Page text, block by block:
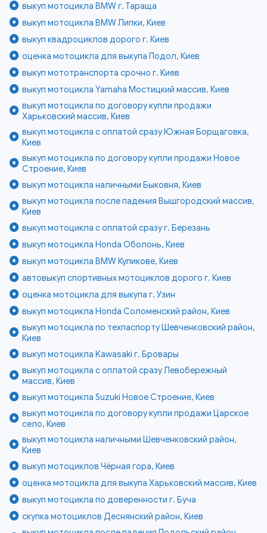
выкуп мотоцикла BMW г. Тараща
выкуп мотоцикла BMW Липки, Киев
выкуп квадроциклов дорого г. Киев
оценка мотоцикла для выкупа Подол, Киев
выкуп мототранспорта срочно г. Киев
выкуп мотоцикла Yamaha Мостицкий массив, Киев
выкуп мотоцикла по договору купли продажи
Харьковский массив, Киев
выкуп мотоцикла с оплатой сразу Южная Борщаговка,
Киев
выкуп мотоцикла по договору купли продажи Новое
Строение, Киев
выкуп мотоцикла наличными Быковня, Киев
выкуп мотоцикла после падения Вышгородский массив,
Киев
выкуп мотоцикла с оплатой сразу г. Березань
выкуп мотоцикла Honda Оболонь, Киев
выкуп мотоцикла BMW Куликове, Киев
автовыкуп спортивных мотоциклов дорого г. Киев
оценка мотоцикла для выкупа г. Узин
выкуп мотоцикла Honda Соломенский район, Киев
выкуп мотоцикла по техпаспорту Шевченковский район,
Киев
выкуп мотоцикла Kawasaki г. Бровары
выкуп мотоцикла с оплатой сразу Левобережный
массив, Киев
выкуп мотоцикла Suzuki Новое Строение, Киев
выкуп мотоцикла по договору купли продажи Царское
село, Киев
выкуп мотоцикла наличными Шевченковский район,
Киев
выкуп мотоциклов Чёрная гора, Киев
оценка мотоцикла для выкупа Харьковский массив, Киев
выкуп мотоцикла по доверенности г. Буча
скупка мотоциклов Деснянский район, Киев